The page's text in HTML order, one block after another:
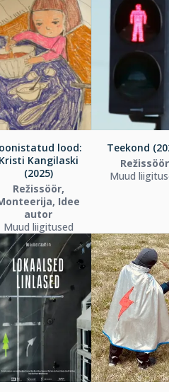
lood:
Kristi Kangilaski
(2025)
Režissöör,
Idee
autor
Muud liigitused
Teekond
Režissöör
Muud